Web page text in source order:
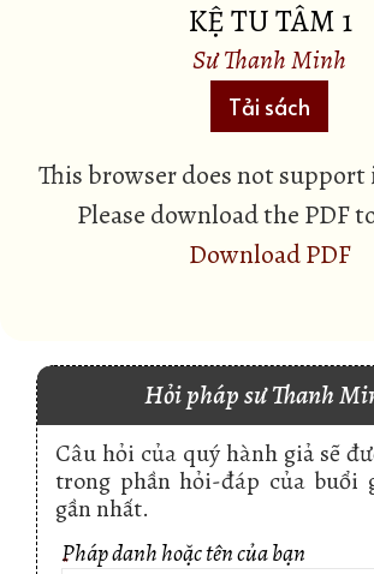
KỆ TU TÂM 1
Sư Thanh Minh
Tải sách
This browser does not support
Please download the PDF
Download PDF
Hỏi pháp sư Thanh
Câu hỏi của quý hành giả sẽ
trong phần hỏi-đáp của buổi
gần nhất.
Pháp danh hoặc tên của bạn
*